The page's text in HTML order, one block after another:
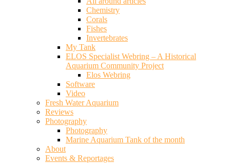
Chemistry
Corals
Fishes
Invertebrates
My Tank
ELOS Specialist Webring – A Historical
Aquarium Community Project
Elos Webring
Software
Video
Fresh Water Aquarium
Reviews
Photography
Photography
Marine Aquarium Tank of the month
About
Events & Reportages